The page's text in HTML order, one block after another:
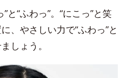
と“ふわっ”。“にこっ”と笑
、やさしい力で“ふわっ”と
しょう。